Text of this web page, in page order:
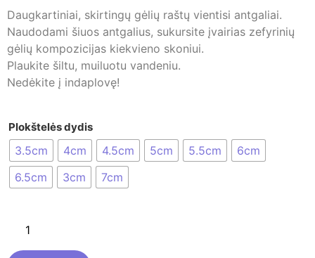
Daugkartiniai, skirtingų gėlių raštų vientisi antgaliai.
Naudodami šiuos antgalius, sukursite įvairias zefyrinių
gėlių kompozicijas kiekvieno skoniui.
Plaukite šiltu, muiluotu vandeniu.
Nedėkite į indaplovę!
Plokštelės dydis
3.5cm 4cm 4.5cm 5cm 5.5cm
6cm
6.5cm
3cm 7cm